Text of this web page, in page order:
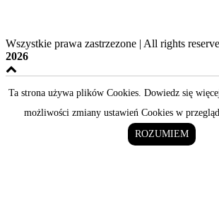
Wszystkie prawa zastrzezone | All rights
2026
Ta strona używa plików Cookies. Dowiedz się
możliwości zmiany ustawień Cookies w
ROZUMIEM